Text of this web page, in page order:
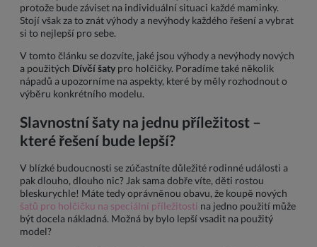
protože bude záviset na individuální situaci každé maminky.
Stojí však za to znát výhody a nevýhody každého řešení a vybrat
si to nejlepší pro sebe.
V tomto článku se dozvíte, jaké jsou výhody a nevýhody nových
a použitých Dívčí šaty pro holčičky. Poradíme také několik
nápadů a upozorníme na aspekty, které by měly rozhodnout o
výběru konkrétního modelu.
Slavnostní šaty na jednu příležitost –
které řešení bude lepší?
V blízké budoucnosti se zúčastníte důležité rodinné události a
pak dlouho, dlouho nic? Jak sama dobře víte, děti rostou
bleskurychle! Máte tedy oprávněnou obavu, že koupě nových
šatů pro holčičku na speciální příležitosti na jedno použití může
být docela nákladná. Možná by bylo lepší vsadit na použitý
model?